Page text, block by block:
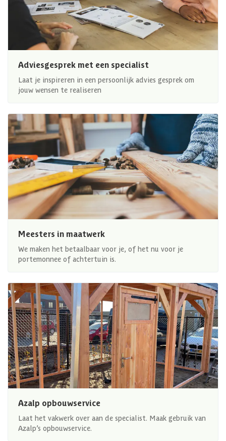
Adviesgesprek met een specialist
Laat je inspireren in een persoonlijk advies gesprek om
jouw wensen te realiseren
Meesters in maatwerk
We maken het betaalbaar voor je, of het nu voor je
portemonnee of achtertuin is.
Azalp opbouwservice
Laat het vakwerk over aan de specialist. Maak gebruik van
Azalp’s opbouwservice.